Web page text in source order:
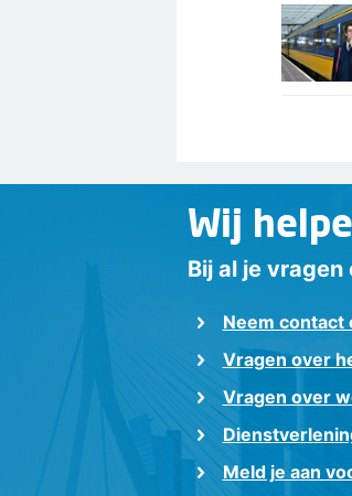
Wij
Bij al je
Neem contact
Vragen over
Vragen over
Meld je aan